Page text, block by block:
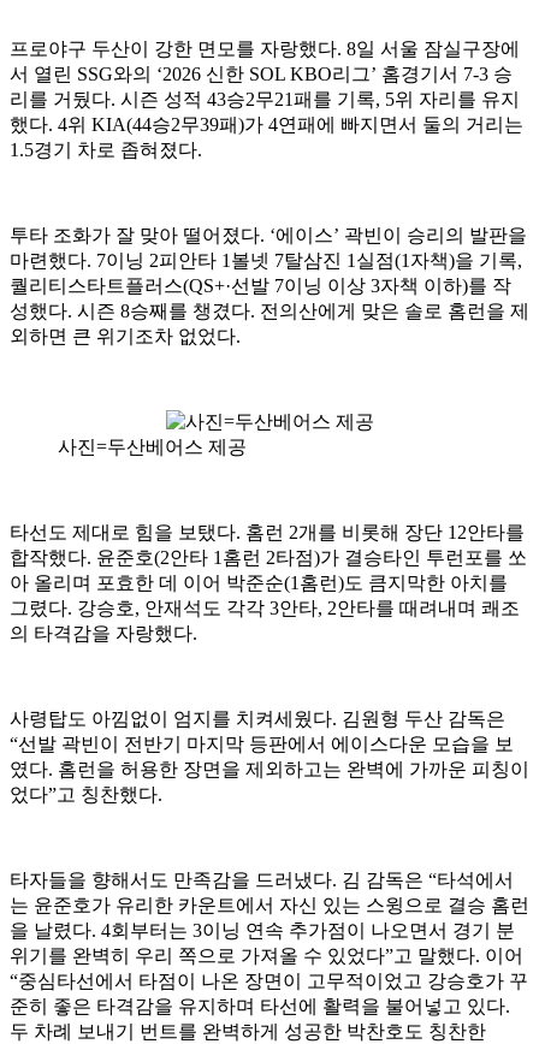
프로야구 두산이 강한 면모를 자랑했다. 8일 서울 잠실구장에
서 열린 SSG와의 ‘2026 신한 SOL KBO리그’ 홈경기서 7-3 승
리를 거뒀다. 시즌 성적 43승2무21패를 기록, 5위 자리를 유지
했다. 4위 KIA(44승2무39패)가 4연패에 빠지면서 둘의 거리는
1.5경기 차로 좁혀졌다.
투타 조화가 잘 맞아 떨어졌다. ‘에이스’ 곽빈이 승리의 발판을
마련했다. 7이닝 2피안타 1볼넷 7탈삼진 1실점(1자책)을 기록,
퀄리티스타트플러스(QS+·선발 7이닝 이상 3자책 이하)를 작
성했다. 시즌 8승째를 챙겼다. 전의산에게 맞은 솔로 홈런을 제
외하면 큰 위기조차 없었다.
사진=두산베어스 제공
타선도 제대로 힘을 보탰다. 홈런 2개를 비롯해 장단 12안타를
합작했다. 윤준호(2안타 1홈런 2타점)가 결승타인 투런포를 쏘
아 올리며 포효한 데 이어 박준순(1홈런)도 큼지막한 아치를
그렸다. 강승호, 안재석도 각각 3안타, 2안타를 때려내며 쾌조
의 타격감을 자랑했다.
사령탑도 아낌없이 엄지를 치켜세웠다. 김원형 두산 감독은
“선발 곽빈이 전반기 마지막 등판에서 에이스다운 모습을 보
였다. 홈런을 허용한 장면을 제외하고는 완벽에 가까운 피칭이
었다”고 칭찬했다.
타자들을 향해서도 만족감을 드러냈다. 김 감독은 “타석에서
는 윤준호가 유리한 카운트에서 자신 있는 스윙으로 결승 홈런
을 날렸다. 4회부터는 3이닝 연속 추가점이 나오면서 경기 분
위기를 완벽히 우리 쪽으로 가져올 수 있었다”고 말했다. 이어
“중심타선에서 타점이 나온 장면이 고무적이었고 강승호가 꾸
준히 좋은 타격감을 유지하며 타선에 활력을 불어넣고 있다.
두 차례 보내기 번트를 완벽하게 성공한 박찬호도 칭찬한